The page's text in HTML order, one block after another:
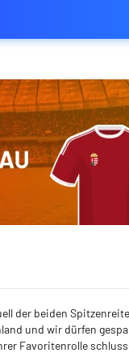
der beiden
und wir dürfen
Favoritenrolle